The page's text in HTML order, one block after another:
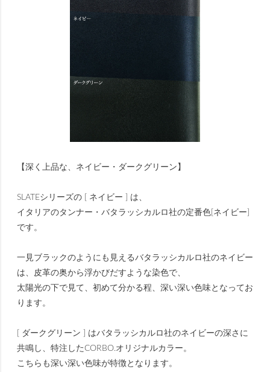
【深く上品な、ネイビー・ダークグリーン】
SLATEシリーズの [ ネイビー ] は、
イタリアのタンナー・バタラッシカルロ社の定番色[ネイビー]
です。
一見ブラックのようにも見えるバタラッシカルロ社のネイビー
は、皮革の奥から浮かびだすような染色で、
太陽光の下で見て、初めて分かる程、深い深い色味となってお
ります。
[ ダークグリーン ] はバタラッシカルロ社のネイビーの深さに
共鳴し、特注したCORBO.オリジナルカラー。
こちらも深い深い色味が特徴となります。